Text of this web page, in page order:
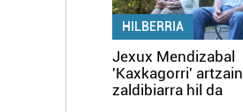
HILBERRIA
Jexux Mendizabal
'Kaxkagorri' artzain
zaldibiarra hil da